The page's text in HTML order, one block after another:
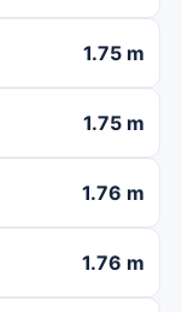
1.75 m
1.75 m
1.76 m
1.76 m